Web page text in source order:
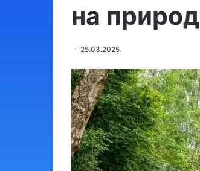
на
25.03.2025